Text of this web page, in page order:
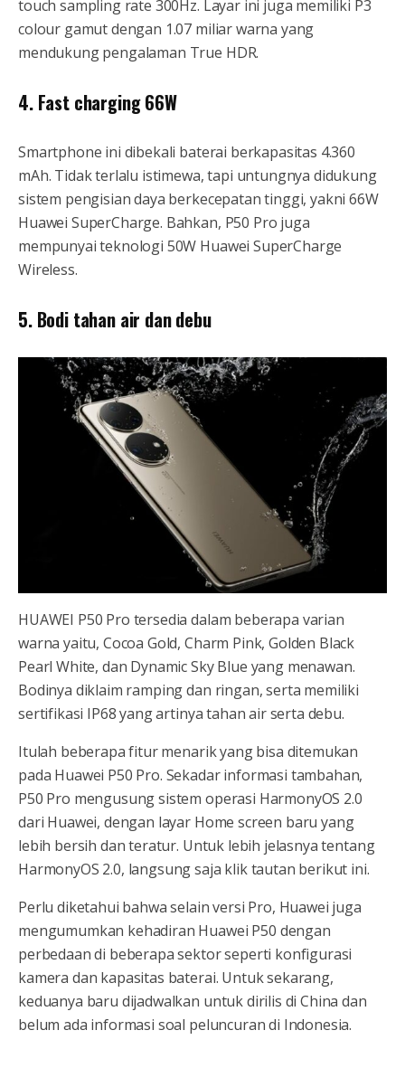
touch sampling rate 300Hz. Layar ini juga memiliki P3
colour gamut dengan 1.07 miliar warna yang
mendukung pengalaman True HDR.
4. Fast charging 66W
Smartphone ini dibekali baterai berkapasitas 4.360
mAh. Tidak terlalu istimewa, tapi untungnya didukung
sistem pengisian daya berkecepatan tinggi, yakni 66W
Huawei SuperCharge. Bahkan, P50 Pro juga
mempunyai teknologi 50W Huawei SuperCharge
Wireless.
5. Bodi tahan air dan debu
HUAWEI P50 Pro tersedia dalam beberapa varian
warna yaitu, Cocoa Gold, Charm Pink, Golden Black
Pearl White, dan Dynamic Sky Blue yang menawan.
Bodinya diklaim ramping dan ringan, serta memiliki
sertifikasi IP68 yang artinya tahan air serta debu.
Itulah beberapa fitur menarik yang bisa ditemukan
pada Huawei P50 Pro. Sekadar informasi tambahan,
P50 Pro mengusung sistem operasi HarmonyOS 2.0
dari Huawei, dengan layar Home screen baru yang
lebih bersih dan teratur. Untuk lebih jelasnya tentang
HarmonyOS 2.0, langsung saja klik tautan berikut ini.
Perlu diketahui bahwa selain versi Pro, Huawei juga
mengumumkan kehadiran Huawei P50 dengan
perbedaan di beberapa sektor seperti konfigurasi
kamera dan kapasitas baterai. Untuk sekarang,
keduanya baru dijadwalkan untuk dirilis di China dan
belum ada informasi soal peluncuran di Indonesia.